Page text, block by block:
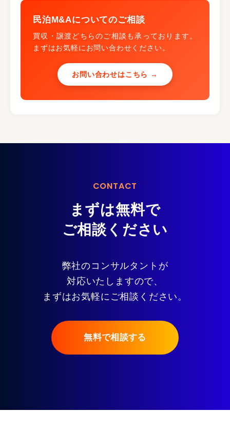
民泊M&Aについてのご相談
買収・譲渡どちらのご相談も承っております。
まずはお気軽にお問い合わせください。
お問い合わせはこちら →
CONTACT
まずは無料で
ご相談ください
弊社のコンサルタントが
対応いたしますので、
まずはお気軽にご相談ください。
無料で相談する